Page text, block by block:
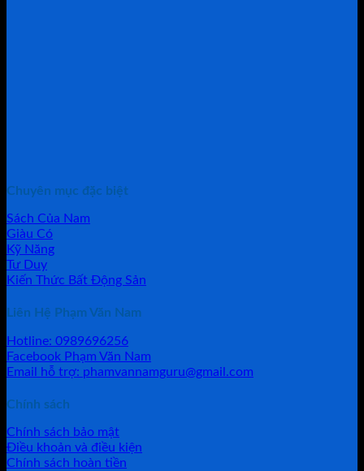
Chuyên mục đặc biệt
Sách Của Nam
Giàu Có
Kỹ Năng
Tư Duy
Kiến Thức Bất Động Sản
Liên Hệ Phạm Văn Nam
Hotline: 0989696256
Facebook Phạm Văn Nam
Email hỗ trợ: phamvannamguru@gmail.com
Chính sách
Chính sách bảo mật
Điều khoản và điều kiện
Chính sách hoàn tiền